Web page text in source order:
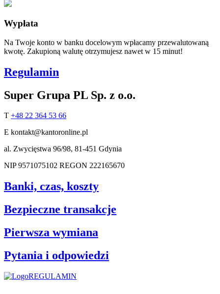
Wypłata
Na Twoje konto w banku docelowym wpłacamy przewalutowaną
kwotę. Zakupioną walutę otrzymujesz nawet w 15 minut!
Regulamin
Super Grupa PL Sp. z o.o.
T +48 22 364 53 66
E kontakt@kantoronline.pl
al. Zwycięstwa 96/98, 81-451 Gdynia
NIP9571075102 REGON 222165670
Banki, czas, koszty
Bezpieczne transakcje
Pierwsza wymiana
Pytania i odpowiedzi
REGULAMIN